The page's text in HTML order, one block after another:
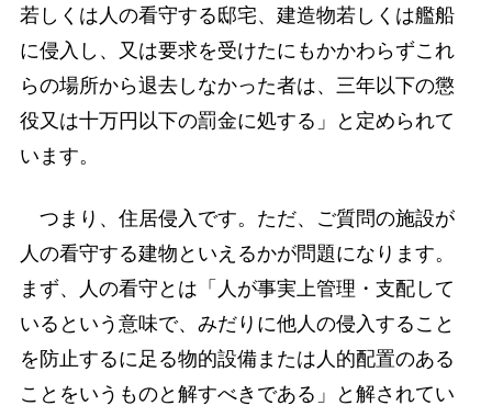
若しくは人の看守する邸宅、建造物若しくは艦船
に侵入し、又は要求を受けたにもかかわらずこれ
らの場所から退去しなかった者は、三年以下の懲
役又は十万円以下の罰金に処する」と定められて
います。
つまり、住居侵入です。ただ、ご質問の施設が
人の看守する建物といえるかが問題になります。
まず、人の看守とは「人が事実上管理・支配して
いるという意味で、みだりに他人の侵入すること
を防止するに足る物的設備または人的配置のある
ことをいうものと解すべきである」と解されてい